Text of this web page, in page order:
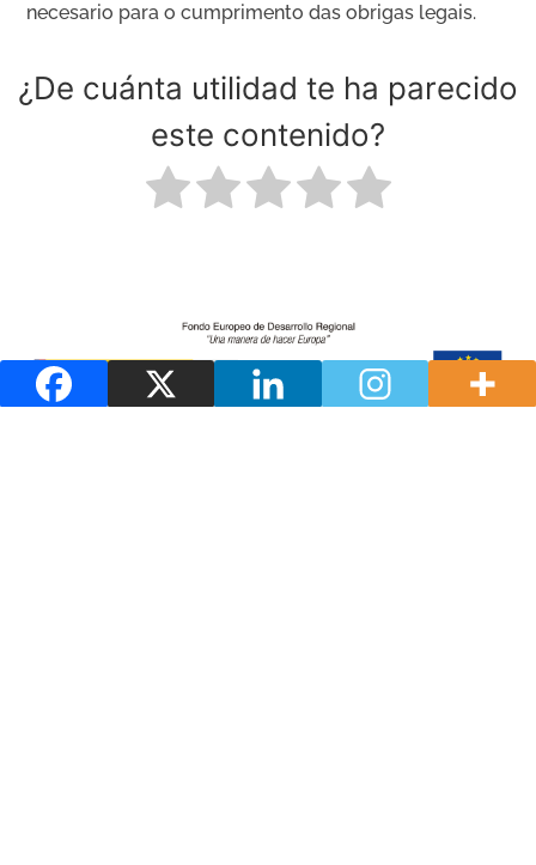
necesario para o cumprimento das obrigas legais.
¿De cuánta utilidad te ha parecido
este contenido?